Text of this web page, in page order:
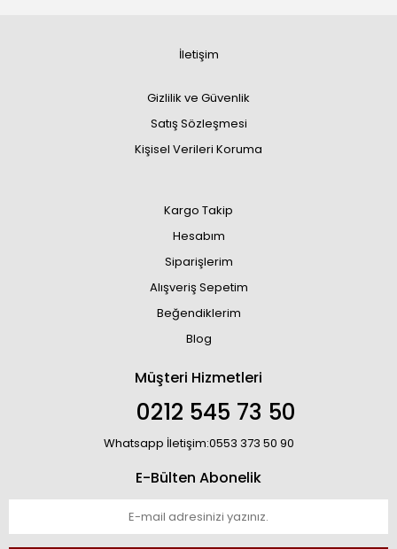
İletişim
Gizlilik ve Güvenlik
Satış Sözleşmesi
Kişisel Verileri Koruma
Kargo Takip
Hesabım
Siparişlerim
Alışveriş Sepetim
Beğendiklerim
Blog
Müşteri Hizmetleri
0212 545 73 50
Whatsapp İletişim:0553 373 50 90
E-Bülten Abonelik